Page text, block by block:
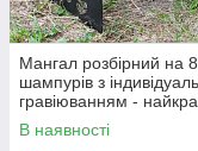
Мангал розбірний на 8
шампурів з
гравіюванням -
чоловікові. Мангал для
подарунка
В наявності